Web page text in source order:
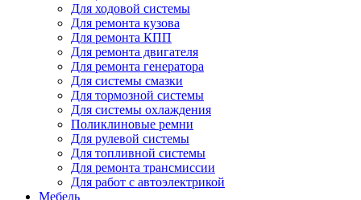
Для ходовой системы
Для ремонта кузова
Для ремонта КПП
Для ремонта двигателя
Для ремонта генератора
Для системы смазки
Для тормозной системы
Для системы охлаждения
Поликлиновые ремни
Для рулевой системы
Для топливной системы
Для ремонта трансмиссии
Для работ с автоэлектрикой
Мебель